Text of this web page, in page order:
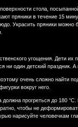
стола,
пряники в течение 15
Украсить пряники
угощения. Дети
ни один детский
очень сложно
вокруг него.
прогреться до 180
чтобы не
нарисуйте